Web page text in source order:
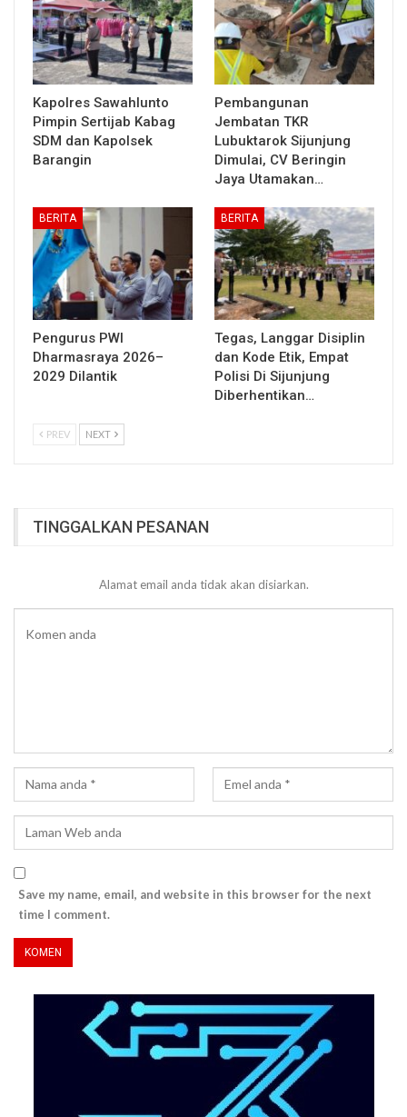
Kapolres Sawahlunto
Pimpin Sertijab Kabag
SDM dan Kapolsek
Barangin
Pembangunan
Jembatan TKR
Lubuktarok Sijunjung
Dimulai, CV Beringin
Jaya Utamakan…
BERITA
Pengurus PWI
Dharmasraya 2026–
2029 Dilantik
BERITA
Tegas, Langgar Disiplin
dan Kode Etik, Empat
Polisi Di Sijunjung
Diberhentikan…
PREV NEXT
TINGGALKAN PESANAN
Alamat email anda tidak akan disiarkan.
Save my name, email, and website in this browser for the next
time I comment.